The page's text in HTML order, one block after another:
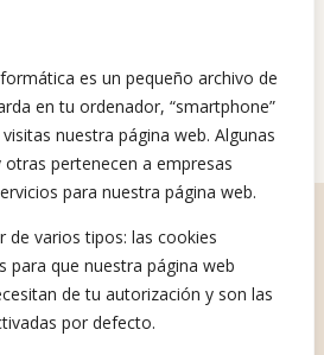
es un pequeño archivo de
en tu ordenador, “smartphone”
nuestra página web. Algunas
pertenecen a empresas
para nuestra página web.
de varios tipos: las cookies
para que nuestra página web
de tu autorización y son las
por defecto.
causas y técnicas
Psicológica.​Hablemos
Sobre mí Testimonios Talleres